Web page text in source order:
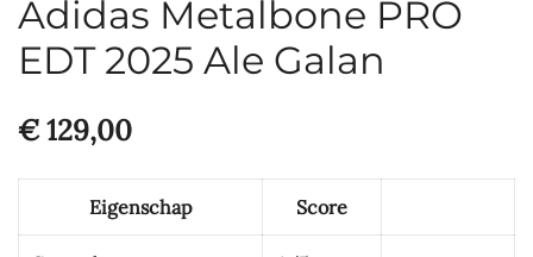
Adidas Metalbone PRO
EDT 2025 Ale Galan
€129,00
Eigenschap Score